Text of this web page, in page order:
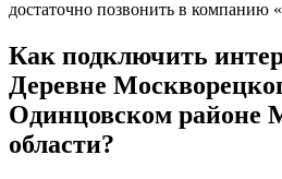
достаточно позвонить в компанию
Как подключить
Деревне
Одинцовском районе
области?